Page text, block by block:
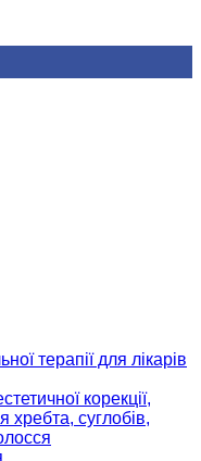
терапії для лікарів
корекції,
хребта, суглобів,